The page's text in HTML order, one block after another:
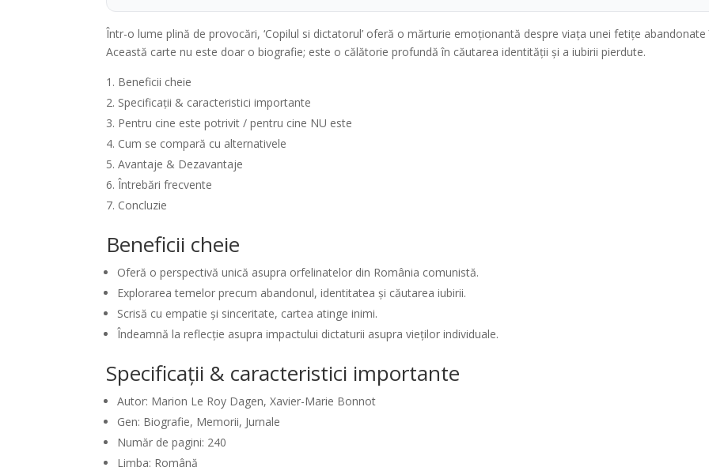
Într-o lume plină de provocări, ‘Copilul si dictatorul’ oferă o mărturie emoționantă despre viața unei fetițe
Această carte nu este doar o biografie; este o călătorie profundă în căutarea identității și a iubirii pierdute.
Beneficii cheie
Specificații & caracteristici importante
Pentru cine este potrivit / pentru cine NU este
Cum se compară cu alternativele
Avantaje & Dezavantaje
Întrebări frecvente
Concluzie
Beneficii cheie
Oferă o perspectivă unică asupra orfelinatelor din România comunistă.
Explorarea temelor precum abandonul, identitatea și căutarea iubirii.
Scrisă cu empatie și sinceritate, cartea atinge inimi.
Îndeamnă la reflecție asupra impactului dictaturii asupra vieților individuale.
Specificații & caracteristici importante
Autor: Marion Le Roy Dagen, Xavier-Marie Bonnot
Gen: Biografie, Memorii, Jurnale
Număr de pagini: 240
Limba: Română